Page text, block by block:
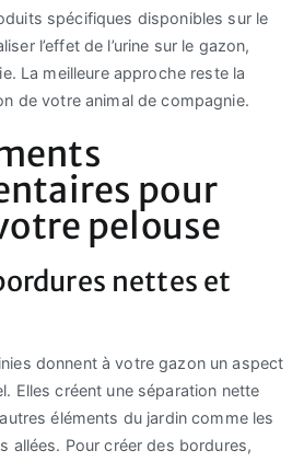
spécifiques disponibles sur le
l’effet de l’urine sur le gazon,
La meilleure approche reste la
de votre animal de compagnie.
pour
pelouse
nettes et
donnent à votre gazon un aspect
Elles créent une séparation nette
éléments du jardin comme les
allées. Pour créer des bordures,